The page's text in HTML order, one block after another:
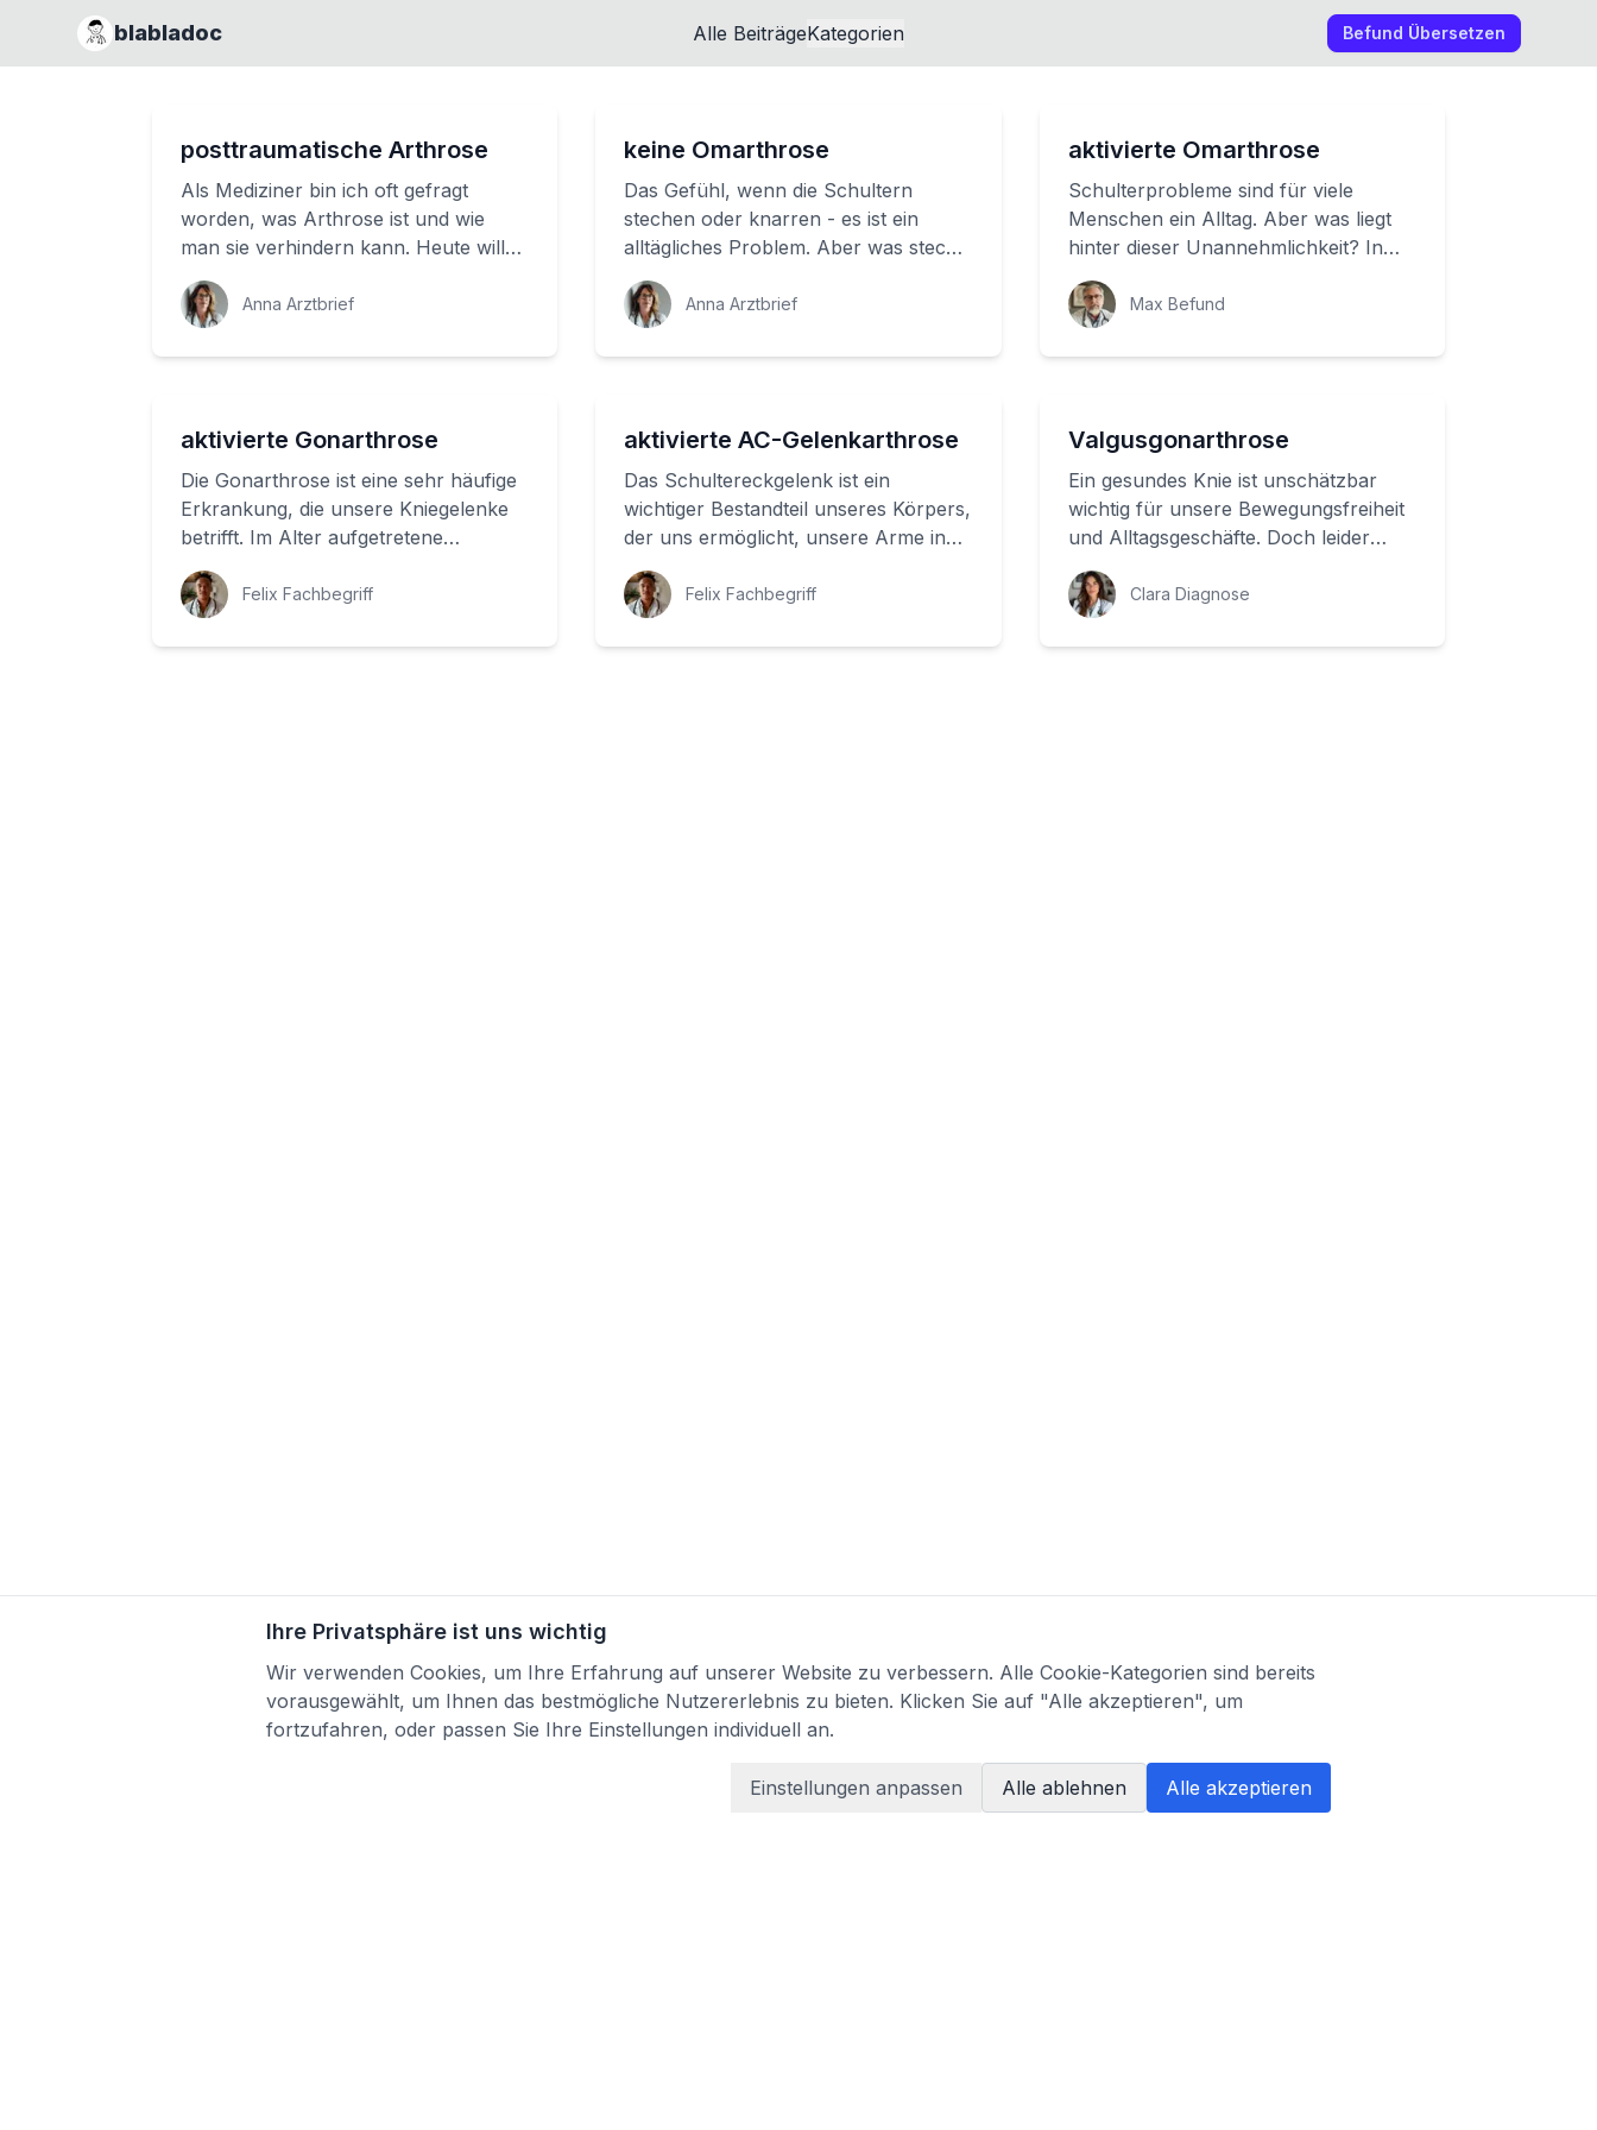
blabladoc Alle BeiträgeKategorien Befund Übersetzen
posttraumatische Arthrose
Als Mediziner bin ich oft gefragt
worden, was Arthrose ist und wie
man sie verhindern kann. Heute will
ich Ihnen erzählen, was diese
Erkrankung ist un...
Anna Arztbrief
keine Omarthrose
Das Gefühl, wenn die Schultern
stechen oder knarren - es ist ein
alltägliches Problem. Aber was steckt
dahinter? Die Omarthrose ist eine
Erkrankung, d...
Anna Arztbrief
aktivierte Omarthrose
Schulterprobleme sind für viele
Menschen ein Alltag. Aber was liegt
hinter dieser Unannehmlichkeit? In
diesem Artikel erfahren Sie alles über
die Omar...Max Befund
aktivierte Gonarthrose
Die Gonarthrose ist eine sehr häufige
Erkrankung, die unsere Kniegelenke
betrifft. Im Alter aufgetretene
Abnutzung des Gelenkknorpels im
Knie kann zu ...
Felix Fachbegriff
aktivierte AC-Gelenkarthrose
Das Schultereckgelenk ist ein
wichtiger Bestandteil unseres Körpers,
der uns ermöglicht, unsere Arme in
verschiedenen Bewegungen zu
positionieren. Abe...
Felix Fachbegriff
Valgusgonarthrose
Ein gesundes Knie ist unschätzbar
wichtig für unsere Bewegungsfreiheit
und Alltagsgeschäfte. Doch leider
kann es passieren, dass das
Kniegelenk durch ...
Clara Diagnose
Ihre Privatsphäre ist uns wichtig
Wir verwenden Cookies, um Ihre Erfahrung auf unserer Website zu verbessern. Alle Cookie-Kategorien sind bereits
vorausgewählt, um Ihnen das bestmögliche Nutzererlebnis zu bieten. Klicken Sie auf "Alle akzeptieren", um
fortzufahren, oder passen Sie Ihre Einstellungen individuell an.
Einstellungen anpassen Alle ablehnen Alle akzeptieren